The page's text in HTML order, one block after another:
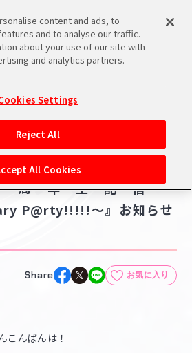
スケジュール 検索
ー ポータルへの登録について
シリアルコード・
あいことば
Pレポ
お気に入り
更 バンダイナムコID Link設定
ニュース
グッズ その他
ンライブ！】『アイドルマ
周年生配信～
P@rty!!!!!～』お知らせ
Share お気に入り
こんばんは！
content and ads, to
and to analyse our traffic.
about your use of our site with
and analytics partners.
Settings
Reject All
All Cookies